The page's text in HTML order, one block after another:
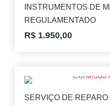
INSTRUMENTOS DE
REGULAMENTADO
R$ 1.950,00
SERVIÇO DE